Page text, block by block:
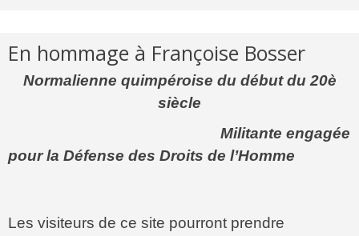
En hommage à Françoise Bosser
Normalienne quimpéroise du début du 20è
siècle
Militante engagée
pour la Défense des Droits de l’Homme
Les visiteurs de ce site pourront prendre